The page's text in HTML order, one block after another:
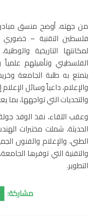
من جهته، أوضح منسق
فلسطين التقنية – خضوري
لمكانتها التاريخية
الفلسطيني وتأهيلهم
يتمتع به طلبة الجامعة
والإعلام، داعياً وسائل
والتحديات التي تواجهها، بما
وعقب اللقاء، نفذ الوفد
الحديثة، شملت مختبرات
الطبي، والإعلام والفنون
والتقنية التي توفرها
التطوير.
مشاركة: